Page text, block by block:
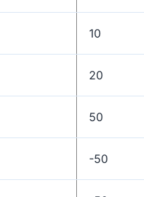
10
20
50
-50